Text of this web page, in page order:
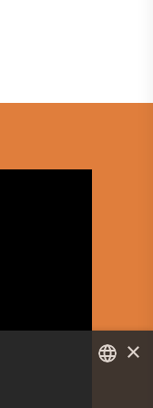
×